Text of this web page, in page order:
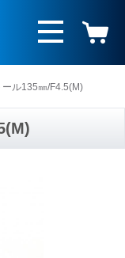
ール135㎜/F4.5(M)